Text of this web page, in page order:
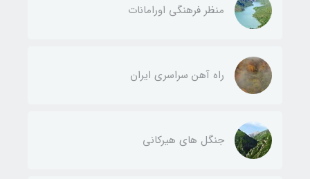
منظر فرهنگی اورامانات
راه آهن سراسری ایران
جنگل های هیرکانی